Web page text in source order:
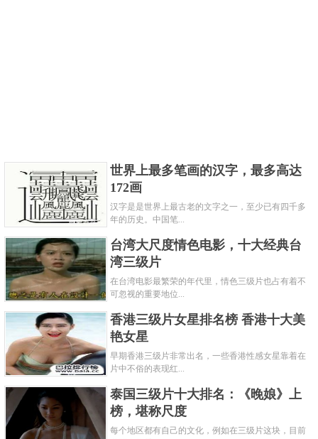
世界上最多笔画的汉字，最多高达
172画
汉字是是世界上最古老的文字之一，至少已有四千多
年的历史。中国笔...
台湾大尺度情色电影，十大经典台
湾三级片
在台湾电影最繁荣的年代里，情色三级片也占有着不
可忽视的重要地位...
香港三级片女星排名榜 香港十大美
艳女星
早期香港三级片非常出名，一些香港性感女星靠着在
片中不俗的表现红...
泰国三级片十大排名：《晚娘》上
榜，堪称尺度
每个地区都有自己的文化，例如在三级片这块，目前